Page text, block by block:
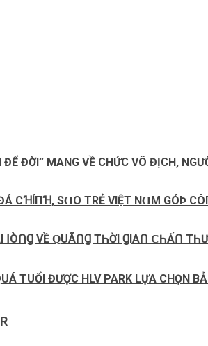
ĐỜI” MANG VỀ CHỨC VÔ ĐỊCH,
CꞪÍПꞪ, SⱭO ТRẺ VΙỆТ NⱭM GÓÞ
VỀ ԚUÃՈꞬ TҺỜІ ꞬІАՈ ϹҺẤՈ
TUỔI ĐƯỢC HLV PARK LỰA CHỌN